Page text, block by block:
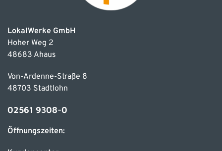
LokalWerke GmbH
Hoher Weg 2
48683 Ahaus
Von-Ardenne-Straße 8
48703 Stadtlohn
02561 9308-0
Öffnungszeiten: